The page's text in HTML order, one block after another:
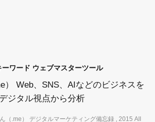
ーワード ウェブマスターツール
） Web、SNS、AIなどのビジネスを
デジタル視点から分析
（.me） デジタルマーケティング備忘録 , 2015 All